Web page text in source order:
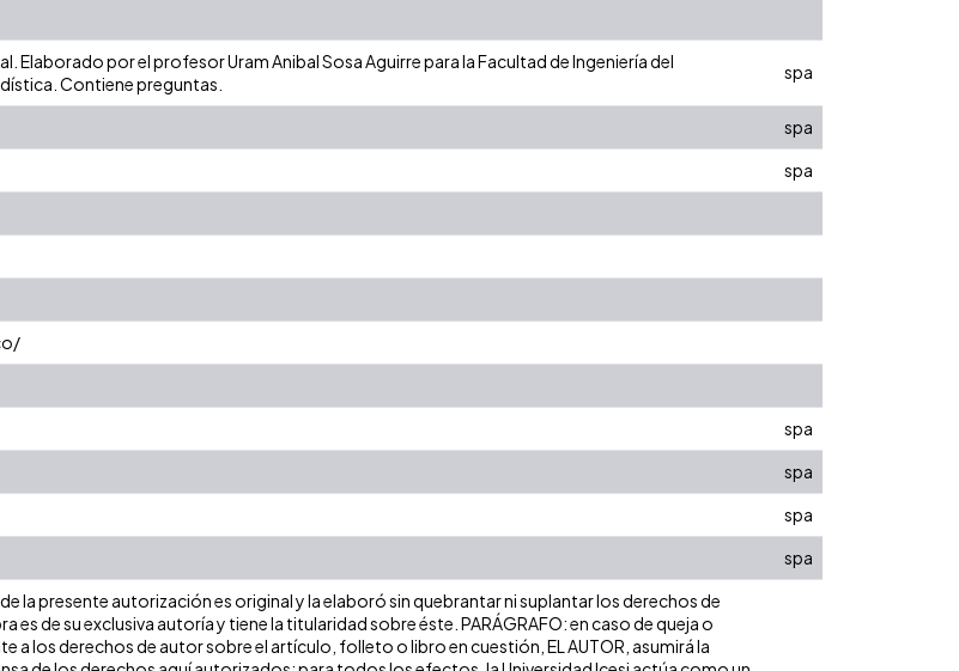
Elaborado por el profesor Uram Anibal Sosa Aguirre para la Facultad de Ingeniería del
Contiene preguntas.
spa
spa
spa
spa
spa
spa
spa
la presente autorización es original y la elaboró sin quebrantar ni suplantar los derechos de
es de su exclusiva autoría y tiene la titularidad sobre éste. PARÁGRAFO: en caso de queja o
a los derechos de autor sobre el artículo, folleto o libro en cuestión, EL AUTOR, asumirá la